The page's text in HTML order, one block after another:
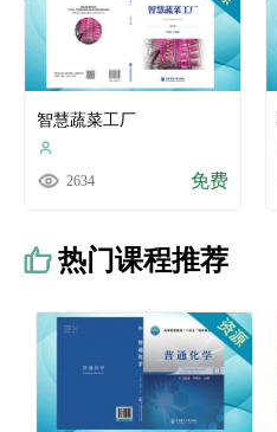
智慧蔬菜工厂
2634 免费
热门课程推荐